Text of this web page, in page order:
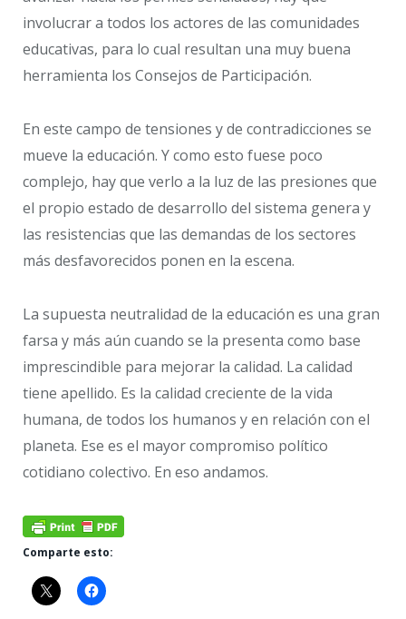
involucrar a todos los actores de las comunidades
educativas, para lo cual resultan una muy buena
herramienta los Consejos de Participación.
En este campo de tensiones y de contradicciones se
mueve la educación. Y como esto fuese poco
complejo, hay que verlo a la luz de las presiones que
el propio estado de desarrollo del sistema genera y
las resistencias que las demandas de los sectores
más desfavorecidos ponen en la escena.
La supuesta neutralidad de la educación es una gran
farsa y más aún cuando se la presenta como base
imprescindible para mejorar la calidad. La calidad
tiene apellido. Es la calidad creciente de la vida
humana, de todos los humanos y en relación con el
planeta. Ese es el mayor compromiso político
cotidiano colectivo. En eso andamos.
Comparte esto: